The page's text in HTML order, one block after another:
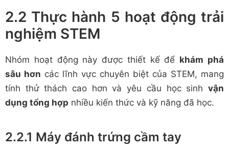
2.2 Thực hành 5 hoạt động trải
nghiệm STEM
Nhóm hoạt động này được thiết kế để khám phá
sâu hơn các lĩnh vực chuyên biệt của STEM, mang
tính thử thách cao hơn và yêu cầu học sinh vận
dụng tổng hợp nhiều kiến thức và kỹ năng đã học.
2.2.1 Máy đánh trứng cầm tay